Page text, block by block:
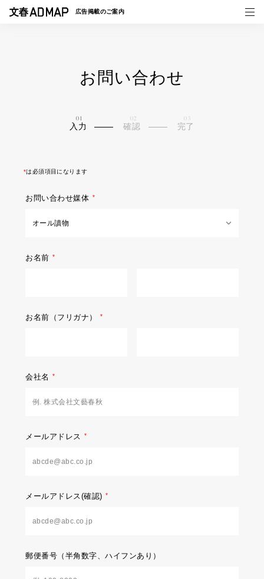
広告掲載のご案内
媒体紹介
お問い合わせ
入力 確認 完了
*は必須項目になります
お問い合わせ媒体
お名前
お名前（フリガナ）
会社名
メールアドレス
メールアドレス(確認)
郵便番号 （半角数字、ハイフンあり）